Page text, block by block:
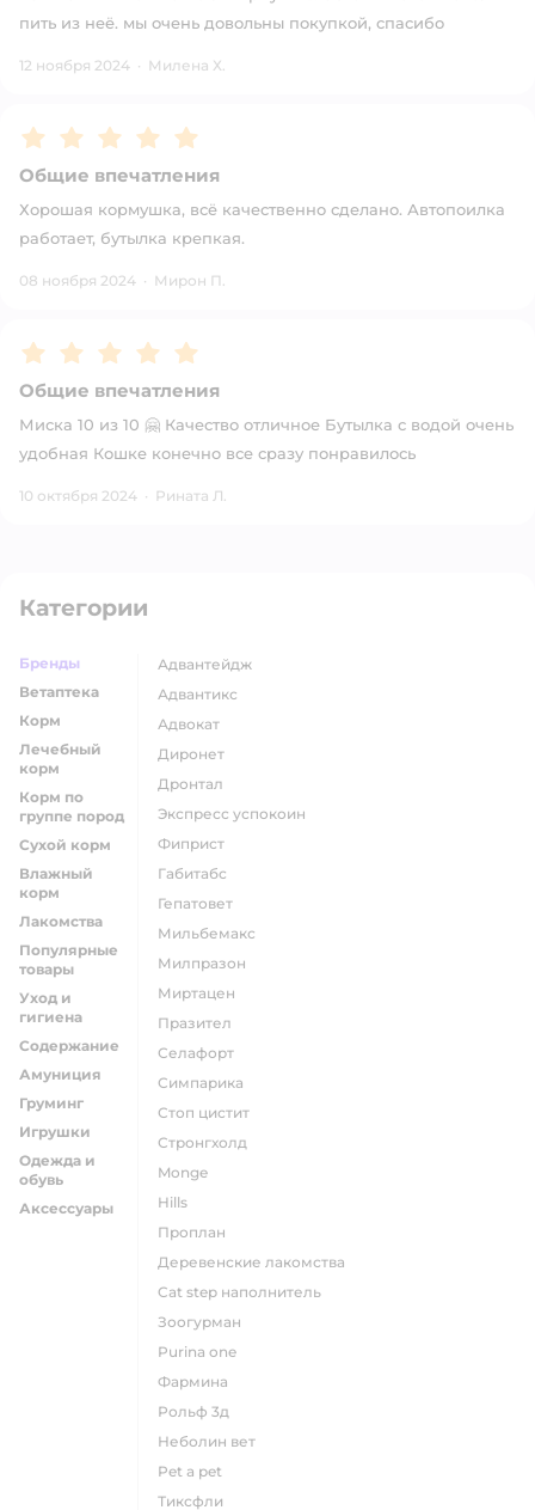
пить из неё. мы очень довольны покупкой, спасибо
12 ноября 2024 · Милена Х.
Рейтинг:5
Общие впечатления
Хорошая кормушка, всё качественно сделано. Автопоилка
работает, бутылка крепкая.
08 ноября 2024 · Мирон П.
Рейтинг:5
Общие впечатления
Миска 10 из 10 🤗 Качество отличное Бутылка с водой очень
удобная Кошке конечно все сразу понравилось
10 октября 2024 · Рината Л.
Категории
Бренды
Ветаптека
Корм
Лечебный
корм
Корм по
группе пород
Сухой корм
Влажный
корм
Лакомства
Популярные
товары
Уход и
гигиена
Содержание
Амуниция
Груминг
Игрушки
Одежда и
обувь
Аксессуары
адвантейдж
адвантикс
адвокат
диронет
дронтал
экспресс успокоин
фиприст
габитабс
гепатовет
мильбемакс
милпразон
миртацен
празител
селафорт
симпарика
стоп цистит
стронгхолд
monge
hills
проплан
деревенские лакомства
cat step наполнитель
зоогурман
purina one
фармина
рольф 3д
неболин вет
pet a pet
тиксфли